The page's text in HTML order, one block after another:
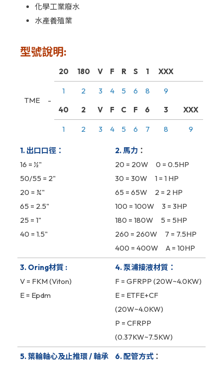
化學工業廢水
水產養殖業
型號說明:
TME -
20 180 V F R S 1 XXX
1 2 3 4 5 6 8
9
40
2 V F C F 6 3 XXX
1 2 3 4 5 6 7 8 9
1. 出口口徑：
16 = ½"
50/55 = 2"
20 = ¾"
65 = 2.5"
25 = 1"
40 = 1.5"
2. 馬力 ：
20 = 20W 0 = 0.5HP
30 = 30W 1 = 1 HP
65 = 65W 2 = 2 HP
100 = 100W 3 = 3HP
180 = 180W 5 = 5HP
260 = 260W 7 = 7.5HP
400 = 400W A = 10HP
3. Oring材質 :
V = FKM (Viton)
E = Epdm
4. 泵浦接液材質：
F = GFRPP (20W~4.0KW)
E = ETFE+CF
(20W~4.0KW)
P = CFRPP
(0.37KW~7.5KW)
5. 葉輪軸心及止推環 / 軸承
6. 配管方式：